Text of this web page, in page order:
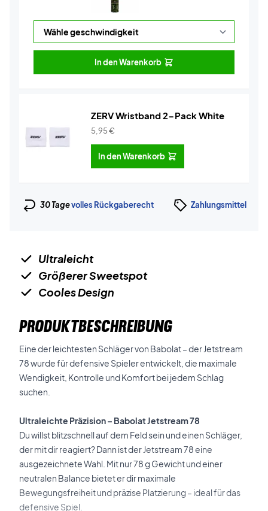
In den Warenkorb
ZERV Wristband 2-Pack White
5,95€
In den Warenkorb
30 Tagevolles Rückgaberecht Zahlungsmittel
Ultraleicht
Größerer Sweetspot
Cooles Design
PRODUKTBESCHREIBUNG
Eine der leichtesten Schläger von Babolat – der Jetstream
78 wurde für defensive Spieler entwickelt, die maximale
Wendigkeit, Kontrolle und Komfort bei jedem Schlag
suchen.
Ultraleichte Präzision – Babolat Jetstream 78
Du willst blitzschnell auf dem Feld sein und einen Schläger,
der mit dir reagiert? Dann ist der Jetstream 78 eine
ausgezeichnete Wahl. Mit nur 78 g Gewicht und einer
neutralen Balance bietet er dir maximale
Bewegungsfreiheit und präzise Platzierung – ideal für das
defensive Spiel.